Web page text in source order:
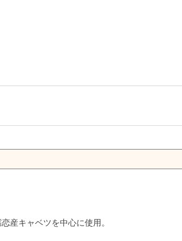
産キャベツを中心に使用。